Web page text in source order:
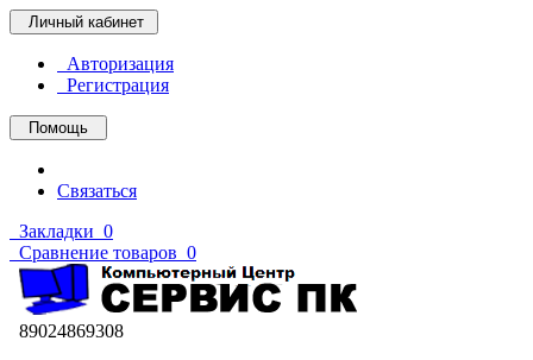
Личный кабинет
Авторизация
Регистрация
Помощь
Связаться
Закладки 0
Сравнение товаров 0
89024869308